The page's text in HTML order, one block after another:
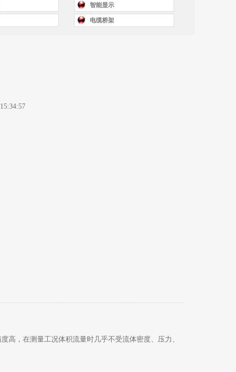
智能显示
电缆桥架
高，在测量工况体积流量时几乎不受流体密度、压力、